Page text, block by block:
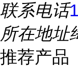
联系电话
所在地址
推荐产品